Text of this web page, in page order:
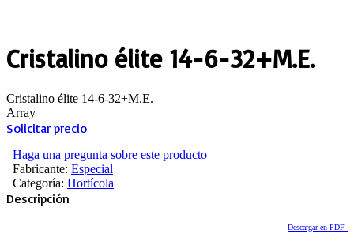
Cristalino élite 14-6-32+M.E.
Cristalino élite 14-6-32+M.E.
Array
Solicitar precio
Haga una pregunta sobre este producto
Fabricante: Especial
Categoría: Hortícola
Descripción
Descargar en PDF